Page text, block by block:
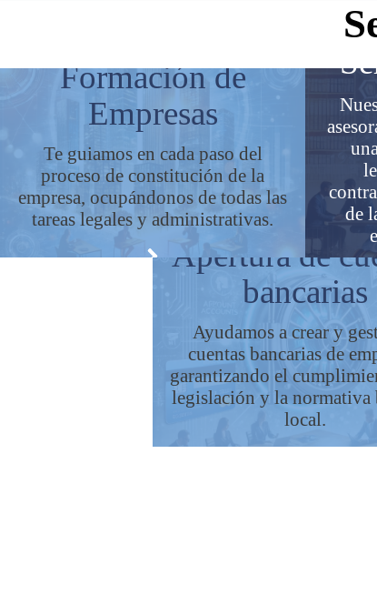
Formación de
Empresas
Te guiamos en cada paso del
proceso de constitución de la
empresa, ocupándonos de todas las
tareas legales y administrativas.
de
Apertura de
bancarias
Ayudamos a crear y
cuentas bancarias de
garantizando el
legislación y la normativa
local.